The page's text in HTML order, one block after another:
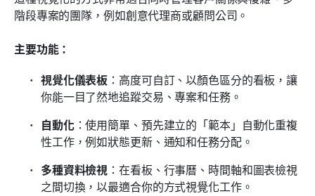
階段專案的團隊，例如創意代理商或顧問公司。
主要功能：
視覺化儀表板 ：高度可自訂、以顏色區分的看板，讓
你能一目了然地追蹤交易、專案和任務。
自動化：使用簡單、預先建立的「範本」自動化重複
性工作，例如狀態更新、通知和任務分配。
多種資料檢視 ：在看板、行事曆、時間軸和圖表檢視
之間切換，以最適合你的方式視覺化工作。